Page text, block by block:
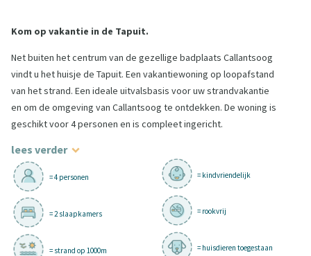
Kom op vakantie in de Tapuit.
Net buiten het centrum van de gezellige badplaats Callantsoog
vindt u het huisje de Tapuit. Een vakantiewoning op loopafstand
van het strand. Een ideale uitvalsbasis voor uw strandvakantie
en om de omgeving van Callantsoog te ontdekken. De woning is
geschikt voor 4 personen en is compleet ingericht.
lees verder
= 4 personen
= 2 slaapkamers
= strand op 1000m
= kindvriendelijk
= rookvrij
= huisdieren toegestaan